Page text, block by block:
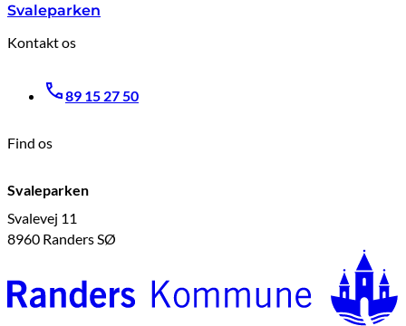
Svaleparken
Kontakt os
89 15 27 50
Find os
Svaleparken
Svalevej 11
8960 Randers SØ